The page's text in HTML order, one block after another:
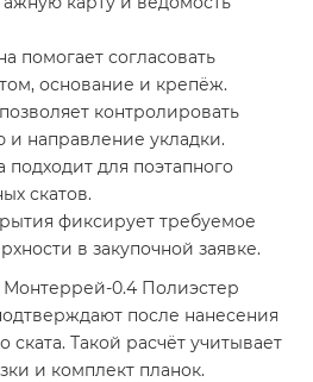
помогает согласовать
основание и крепёж.
контролировать
направление укладки.
подходит для поэтапного
скатов.
фиксирует требуемое
в закупочной заявке.
0.4 Полиэстер
после нанесения
ската. Такой расчёт учитывает
и комплект планок.